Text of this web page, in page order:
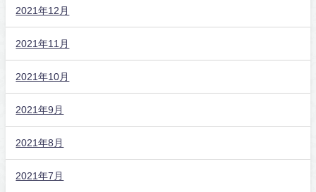
2021年12月
2021年11月
2021年10月
2021年9月
2021年8月
2021年7月